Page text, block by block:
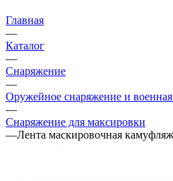
Главная
—
Каталог
—
Снаряжение
—
Оружейное снаряжение и
—
Снаряжение для максировки
—Лента маскировочная